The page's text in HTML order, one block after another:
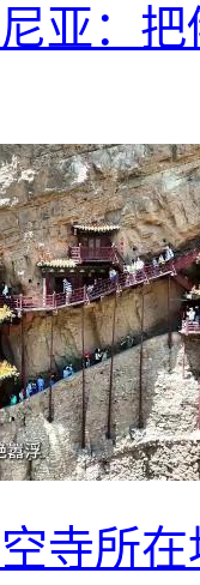
亚：
寺所